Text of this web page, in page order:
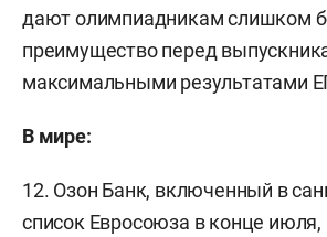
дают олимпиадникам слишком
преимущество перед
максимальными результатами
В мире:
12. Озон Банк, включенный в
список Евросоюза в конце июля,